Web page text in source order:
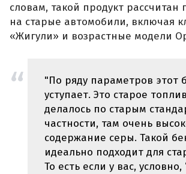
словам, такой продукт рассчитан
на старые автомобили, включая
«Жигули» и возрастные модели
"По ряду параметров этот
уступает. Это старое
делалось по старым
частности, там очень
содержание серы. Такой
идеально подходит для
То есть если у вас, условно,